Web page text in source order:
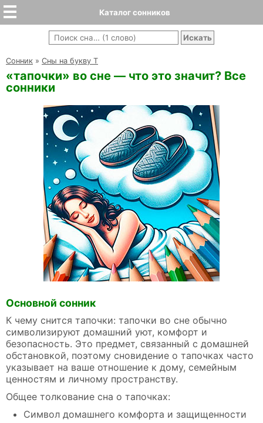
Каталог сонников
Cонник » Сны на букву Т
«тапочки» во сне — что это значит? Все
сонники
Основной сонник
К чему снится тапочки: тапочки во сне обычно
символизируют домашний уют, комфорт и
безопасность. Это предмет, связанный с домашней
обстановкой, поэтому сновидение о тапочках часто
указывает на ваше отношение к дому, семейным
ценностям и личному пространству.
Общее толкование сна о тапочках:
Символ домашнего комфорта и защищенности